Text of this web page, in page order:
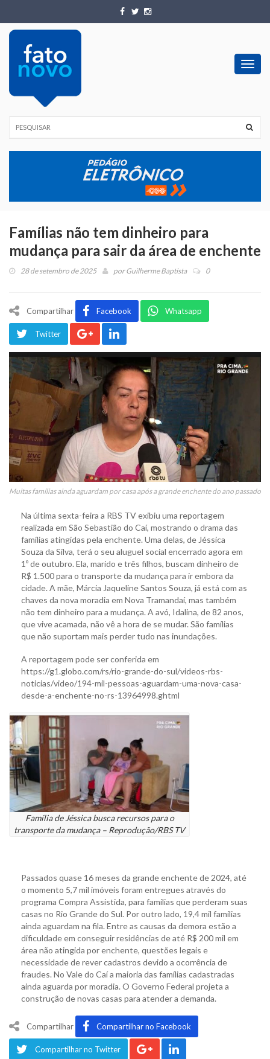
Famílias não tem dinheiro para
mudança para sair da área de enchente
28 de setembro de 2025 porGuilherme Baptista 0
Compartilhar Facebook Whatsapp
Twitter
Muitas famílias ainda aguardam por casa após a grande enchente do ano passado
Na última sexta-feira a RBS TV exibiu uma reportagem
realizada em São Sebastião do Caí, mostrando o drama das
famílias atingidas pela enchente. Uma delas, de Jéssica
Souza da Silva, terá o seu aluguel social encerrado agora em
1º de outubro. Ela, marido e três filhos, buscam dinheiro de
R$ 1.500 para o transporte da mudança para ir embora da
cidade. A mãe, Márcia Jaqueline Santos Souza, já está com as
chaves da nova moradia em Nova Tramandaí, mas também
não tem dinheiro para a mudança. A avó, Idalina, de 82 anos,
que vive acamada, não vê a hora de se mudar. São famílias
que não suportam mais perder tudo nas inundações.
A reportagem pode ser conferida em
https://g1.globo.com/rs/rio-grande-do-sul/videos-rbs-
noticias/video/194-mil-pessoas-aguardam-uma-nova-casa-
desde-a-enchente-no-rs-13964998.ghtml
Família de Jéssica busca recursos para o
transporte da mudança – Reprodução/RBS TV
Passados quase 16 meses da grande enchente de 2024, até
o momento 5,7 mil imóveis foram entregues através do
programa Compra Assistida, para famílias que perderam suas
casas no Rio Grande do Sul. Por outro lado, 19,4 mil famílias
ainda aguardam na fila. Entre as causas da demora estão a
dificuldade em conseguir residências de até R$ 200 mil em
área não atingida por enchente, questões legais e
necessidade de rever cadastros devido a ocorrência de
fraudes. No Vale do Caí a maioria das famílias cadastradas
ainda aguarda por moradia. O Governo Federal projeta a
construção de novas casas para atender a demanda.
Compartilhar Compartilhar no Facebook
Compartilhar no Twitter